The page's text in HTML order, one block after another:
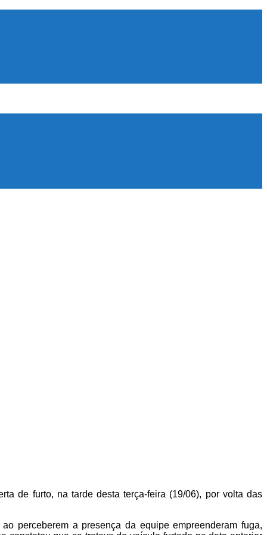
de furto, na tarde desta terça-feira (19/06), por volta das
perceberem a presença da equipe empreenderam fuga,